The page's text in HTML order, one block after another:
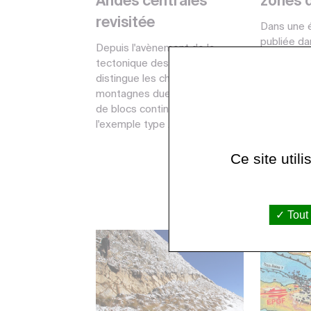
revisitée
Depuis l'avènement de la
tectonique des plaques, on
distingue les chaînes de
montagnes dues à la collision
de blocs continentaux, dont
l'exemple type ...
Dans
publiée
Ce site